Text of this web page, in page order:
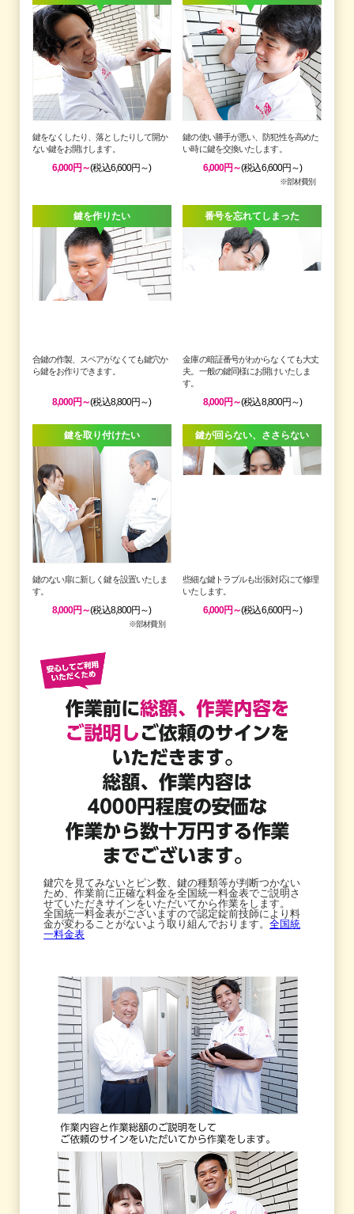
鍵をなくしたり、落としたりして開か
ない鍵をお開けします。
6,000円～(税込6,600円～)
鍵の使い勝手が悪い、防犯性を高めた
い時に鍵を交換いたします。
6,000円～(税込6,600円～)
※部材費別
鍵を作りたい
合鍵の作製、スペアがなくても鍵穴か
ら鍵をお作りできます。
8,000円～(税込8,800円～)
番号を忘れてしまった
金庫の暗証番号がわからなくても大丈
夫。一般の鍵同様にお開けいたしま
す。
8,000円～(税込8,800円～)
鍵を取り付けたい
鍵のない扉に新しく鍵を設置いたしま
す。
8,000円～(税込8,800円～)
※部材費別
鍵が回らない、ささらない
些細な鍵トラブルも出張対応にて修理
いたします。
6,000円～(税込6,600円～)
鍵穴を見てみないとピン数、鍵の種類等が判断つかない
ため、作業前に正確な料金を全国統一料金表でご説明さ
せていただきサインをいただいてから作業をします。
全国統一料金表がございますので認定錠前技師により料
金が変わることがないよう取り組んでおります。全国統
一料金表